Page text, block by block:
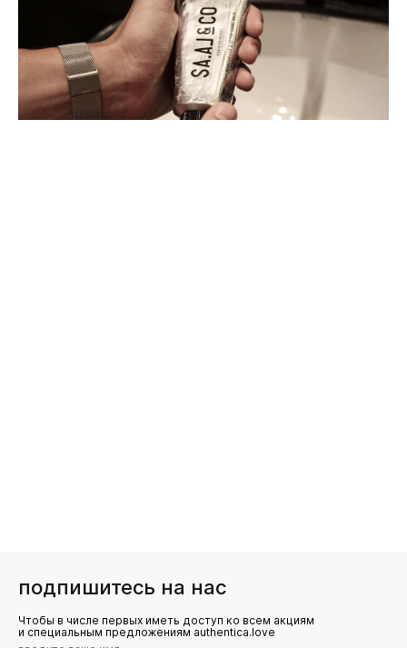
подпишитесь на нас
Чтобы в числе первых иметь доступ ко всем акциям
и специальным предложениям authentica.love